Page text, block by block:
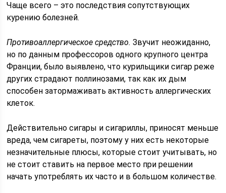
Чаще всего – это последствия сопутствующих
курению болезней.
Противоаллергическое средство. Звучит неожиданно,
но по данным профессоров одного крупного центра
Франции, было выявлено, что курильщики сигар реже
других страдают поллинозами, так как их дым
способен затормаживать активность аллергических
клеток.
Действительно сигары и сигариллы, приносят меньше
вреда, чем сигареты, поэтому у них есть некоторые
незначительные плюсы, которые стоит учитывать, но
не стоит ставить на первое место при решении
начать употреблять их часто и в большом количестве.